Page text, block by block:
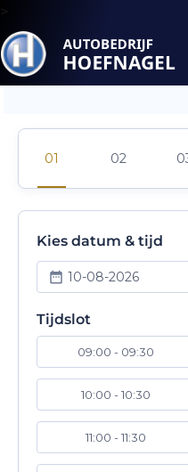
>
Kies datum & tijd
10-08-2026
Tijdslot
09:00 - 09:30
10:00 - 10:30
11:00 - 11:30